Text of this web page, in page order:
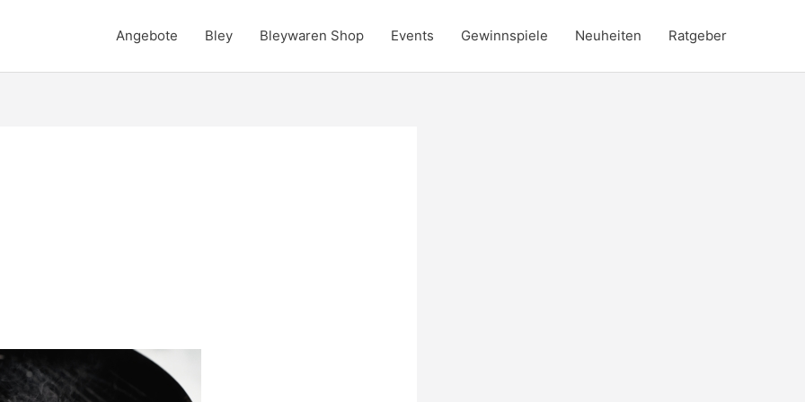
Angebote Bley Bleywaren Shop Events Gewinnspiele Neuheiten Ratgeber